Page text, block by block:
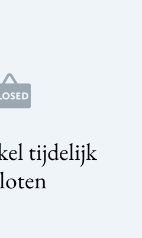
tijdelijk